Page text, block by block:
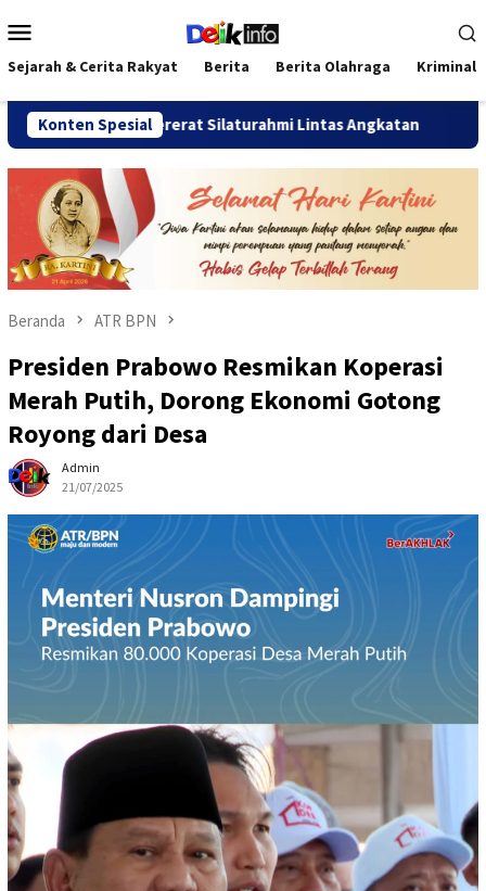
ke
kontenMobile
Sejarah & Cerita Rakyat Berita Berita Olahraga Kriminal
Konten Spesial
Pererat Silaturahmi Lintas Angkatan Jalan Sehat
Beranda ATR BPN
Presiden Prabowo Resmikan Koperasi
Merah Putih, Dorong Ekonomi Gotong
Royong dari Desa
Admin
21/07/2025